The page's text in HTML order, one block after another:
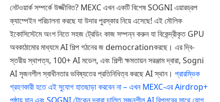
নেটওয়ার্ক সম্পর্কে উজ্জীবিত? MEXC এখন একটি বিশেষ SOGNI এয়ারড্রপ
ক্যাম্পেইন পরিচালনা করছে যা উদার পুরস্কার নিয়ে এসেছে! এই মৌলিক
ইকোসিস্টেমে অংশ নিতে সহজ ট্রেডিং কাজ সম্পন্ন করুন যা বিকেন্দ্রীকৃত GPU
অবকাঠামোর মাধ্যমে AI শিল্প গঠনের জ democrationকরছে। এর দ্বি-
স্তরীয় স্থাপত্য, 100+ AI মডেল, এবং শিল্পী ক্ষমতায়ন সরঞ্জাম দ্বারা, Sogni
AI সৃজনশীল স্বাধীনতার ভবিষ্যতের প্রতিনিধিত্ব করছে AI স্থান। প্রারম্ভিক
গ্রহণকারী হতে এই সুযোগ হাতছাড়া করবেন না – এখন MEXC-এর Airdrop+
পৃষ্ঠায় যান এবং SOGNI টোকেন দ্বারা চালিত সৃজনশীল AI বিপ্লবের সাথে যোগ